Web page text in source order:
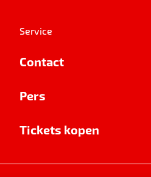
Service
Contact
Pers
Tickets kopen